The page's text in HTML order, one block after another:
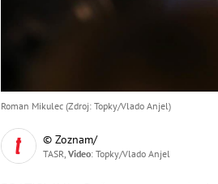
Roman Mikulec (Zdroj: Topky/Vlado Anjel)
© Zoznam/
TASR, Video: Topky/Vlado Anjel